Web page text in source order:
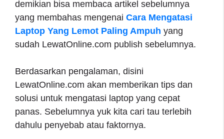
demikian bisa membaca artikel sebelumnya
yang membahas mengenai Cara Mengatasi
Laptop Yang Lemot Paling Ampuh yang
sudah LewatOnline.com publish sebelumnya.
Berdasarkan pengalaman, disini
LewatOnline.com akan memberikan tips dan
solusi untuk mengatasi laptop yang cepat
panas. Sebelumnya yuk kita cari tau terlebih
dahulu penyebab atau faktornya.